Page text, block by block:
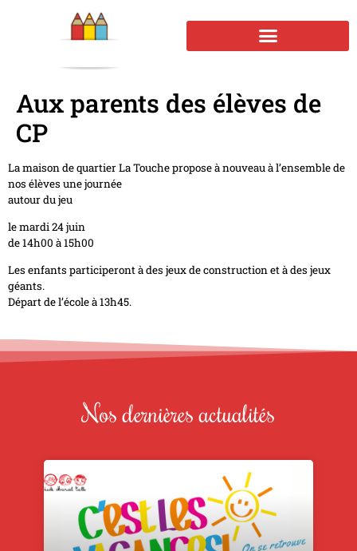
Aux parents des élèves de
CP
La maison de quartier La Touche propose à nouveau à l’ensemble de
nos élèves une journée
autour du jeu
le mardi 24 juin
de 14h00 à 15h00
Les enfants participeront à des jeux de construction et à des jeux
géants.
Départ de l’école à 13h45.
Nos dernières actualités